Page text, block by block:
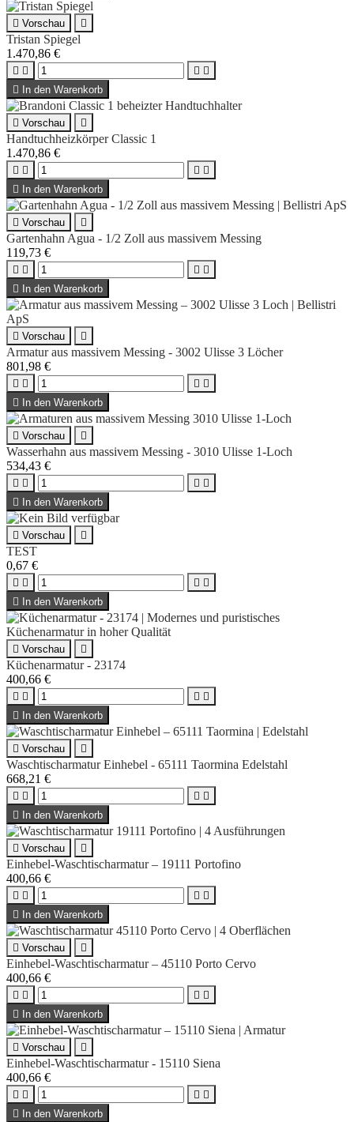
 Vorschau 
Tristan Spiegel
1.470,86 €
   
 In den Warenkorb
 Vorschau 
Handtuchheizkörper Classic 1
1.470,86 €
   
 In den Warenkorb
 Vorschau 
Gartenhahn Agua - 1/2 Zoll aus massivem Messing
119,73 €
   
 In den Warenkorb
 Vorschau 
Armatur aus massivem Messing - 3002 Ulisse 3 Löcher
801,98 €
   
 In den Warenkorb
 Vorschau 
Wasserhahn aus massivem Messing - 3010 Ulisse 1-Loch
534,43 €
   
 In den Warenkorb
 Vorschau 
TEST
0,67 €
   
 In den Warenkorb
 Vorschau 
Küchenarmatur - 23174
400,66 €
   
 In den Warenkorb
 Vorschau 
Waschtischarmatur Einhebel - 65111 Taormina Edelstahl
668,21 €
   
 In den Warenkorb
 Vorschau 
Einhebel-Waschtischarmatur – 19111 Portofino
400,66 €
   
 In den Warenkorb
 Vorschau 
Einhebel-Waschtischarmatur – 45110 Porto Cervo
400,66 €
   
 In den Warenkorb
 Vorschau 
Einhebel-Waschtischarmatur - 15110 Siena
400,66 €
   
 In den Warenkorb